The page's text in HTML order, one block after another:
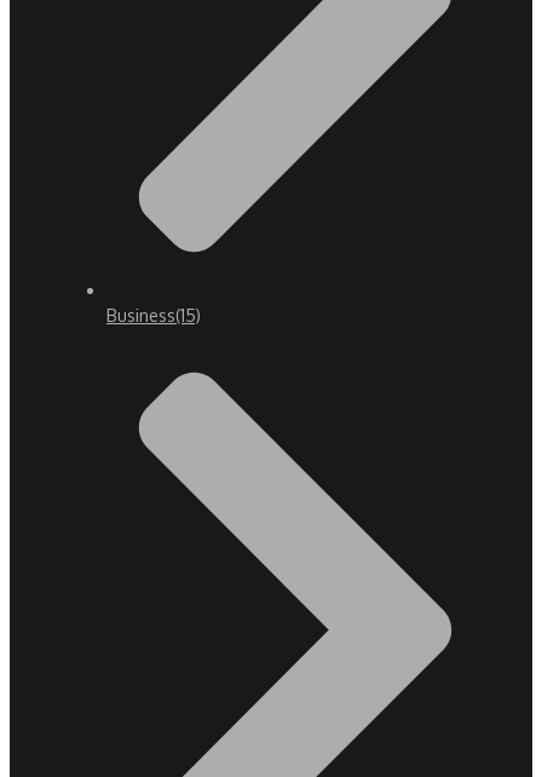
Business(15)